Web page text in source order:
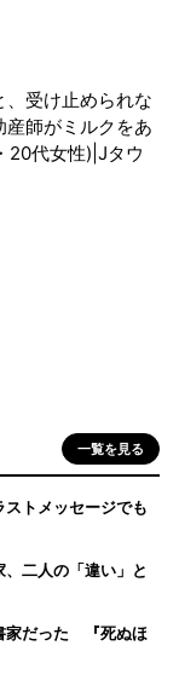
、受け止められな
産師がミルクをあ
20代女性)|Jタウ
一覧を見る
トメッセージでも
二人の「違い」と
家だった 『死ぬほ